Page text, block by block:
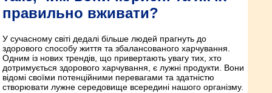
правильно вживати?
У сучасному світі дедалі більше людей прагнуть до
здорового способу життя та збалансованого харчування.
Одним із нових трендів, що привертають увагу тих, хто
дотримується здорового харчування, є лужні продукти. Вони
відомі своїми потенційними перевагами та здатністю
створювати лужне середовище всередині нашого організму.